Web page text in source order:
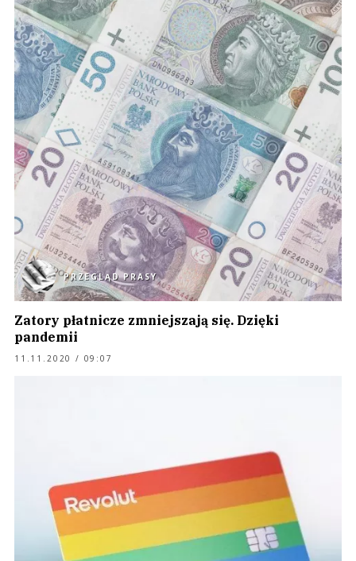
PRZEGLĄD PRASY
Zatory płatnicze zmniejszają się. Dzięki
pandemii
11.11.2020 / 09:07